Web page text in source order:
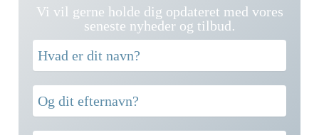
Vi vil gerne holde dig opdateret med vores
seneste nyheder og tilbud.